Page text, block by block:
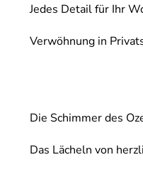
Jedes Detail für Ihr
Verwöhnung in
Die Schimmer des
Das Lächeln von